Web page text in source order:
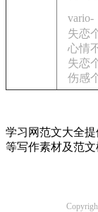
vario-
失恋
心情
失恋
伤感
学习网范文大全
等写作素材及范文